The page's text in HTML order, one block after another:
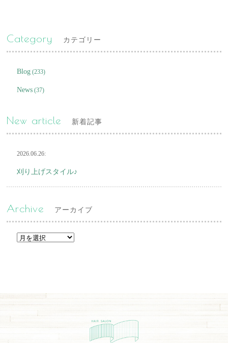
Category カテゴリー
Blog (233)
News (37)
New article 新着記事
2026.06.26:
刈り上げスタイル♪
Archive アーカイブ